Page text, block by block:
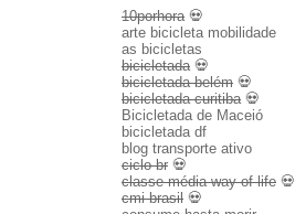
10porhora💀
arte bicicleta mobilidade
as bicicletas
bicicletada💀
bicicletada belém 💀
bicicletada curitiba💀
Bicicletada de Maceió
bicicletada df
blog transporte ativo
ciclo br 💀
classe média way of life 💀
cmi brasil 💀